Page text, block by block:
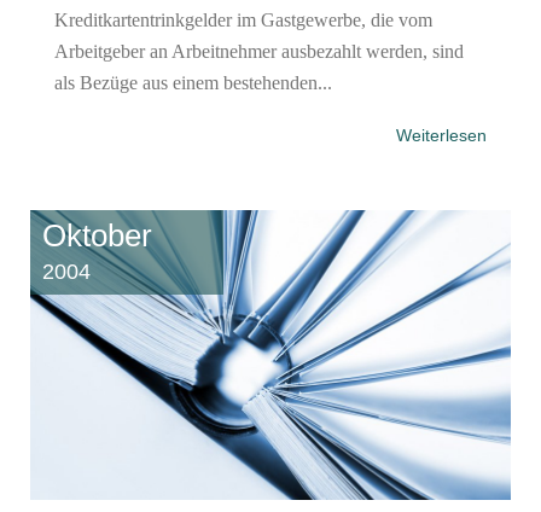
Kreditkartentrinkgelder im Gastgewerbe, die vom
Arbeitgeber an Arbeitnehmer ausbezahlt werden, sind
als Bezüge aus einem bestehenden...
Weiterlesen
Oktober
2004